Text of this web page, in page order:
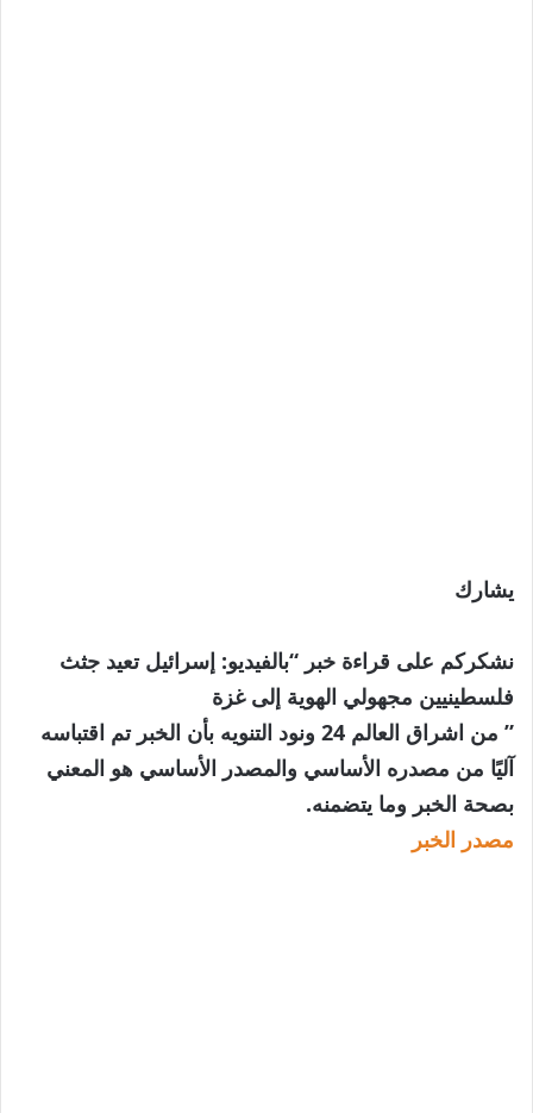
يشارك
نشكركم على قراءة خبر “بالفيديو: إسرائيل تعيد جثث
فلسطينيين مجهولي الهوية إلى غزة
” من اشراق العالم 24 ونود التنويه بأن الخبر تم اقتباسه
آليًا من مصدره الأساسي والمصدر الأساسي هو المعني
بصحة الخبر وما يتضمنه.
مصدر الخبر